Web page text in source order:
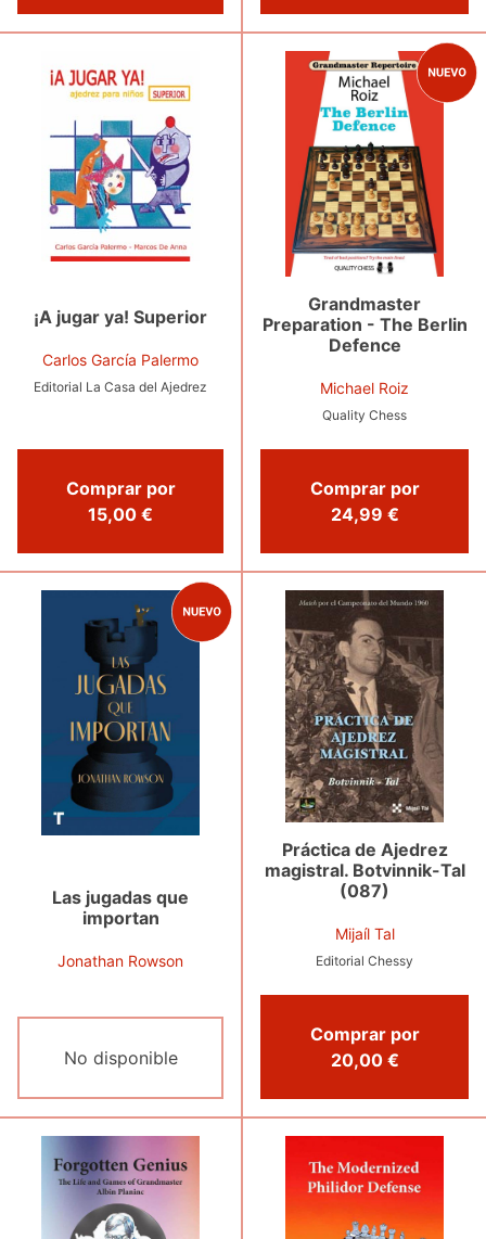
¡A jugar ya! Superior
Carlos García Palermo
Editorial La Casa del Ajedrez
Comprar por
15,00 €
Grandmaster
Preparation - The Berlin
Defence
Michael Roiz
Quality Chess
Comprar por
24,99 €
Las jugadas que
importan
Jonathan Rowson
No disponible
Práctica de Ajedrez
magistral. Botvinnik-Tal
(087)
Mijaíl Tal
Editorial Chessy
Comprar por
20,00 €